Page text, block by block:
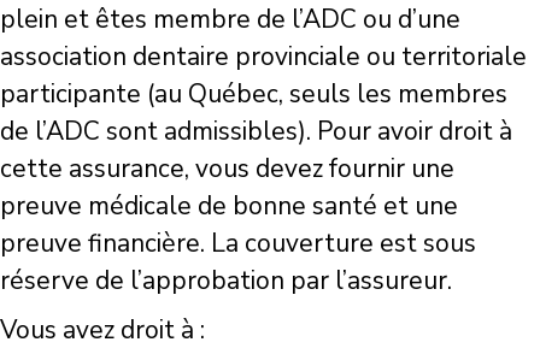
plein et êtes membre de l’ADC ou d’une
association dentaire provinciale ou territoriale
participante (au Québec, seuls les membres
de l’ADC sont admissibles). Pour avoir droit à
cette assurance, vous devez fournir une
preuve médicale de bonne santé et une
preuve financière. La couverture est sous
réserve de l’approbation par l’assureur.
Vous avez droit à :